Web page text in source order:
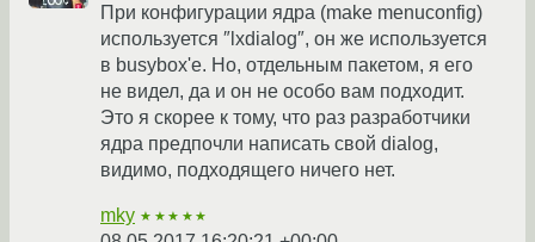
При конфигурации ядра (make menuconfig)
используется ″lxdialog″, он же используется
в busybox'е. Но, отдельным пакетом, я его
не видел, да и он не особо вам подходит.
Это я скорее к тому, что раз разработчики
ядра предпочли написать свой dialog,
видимо, подходящего ничего нет.
mky ★★★★★